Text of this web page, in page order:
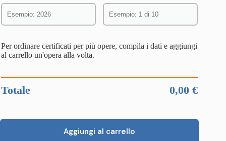
Per ordinare certificati per più opere, compila i dati e aggiungi
al carrello un'opera alla volta.
Totale 0,00€
Aggiungi al carrello